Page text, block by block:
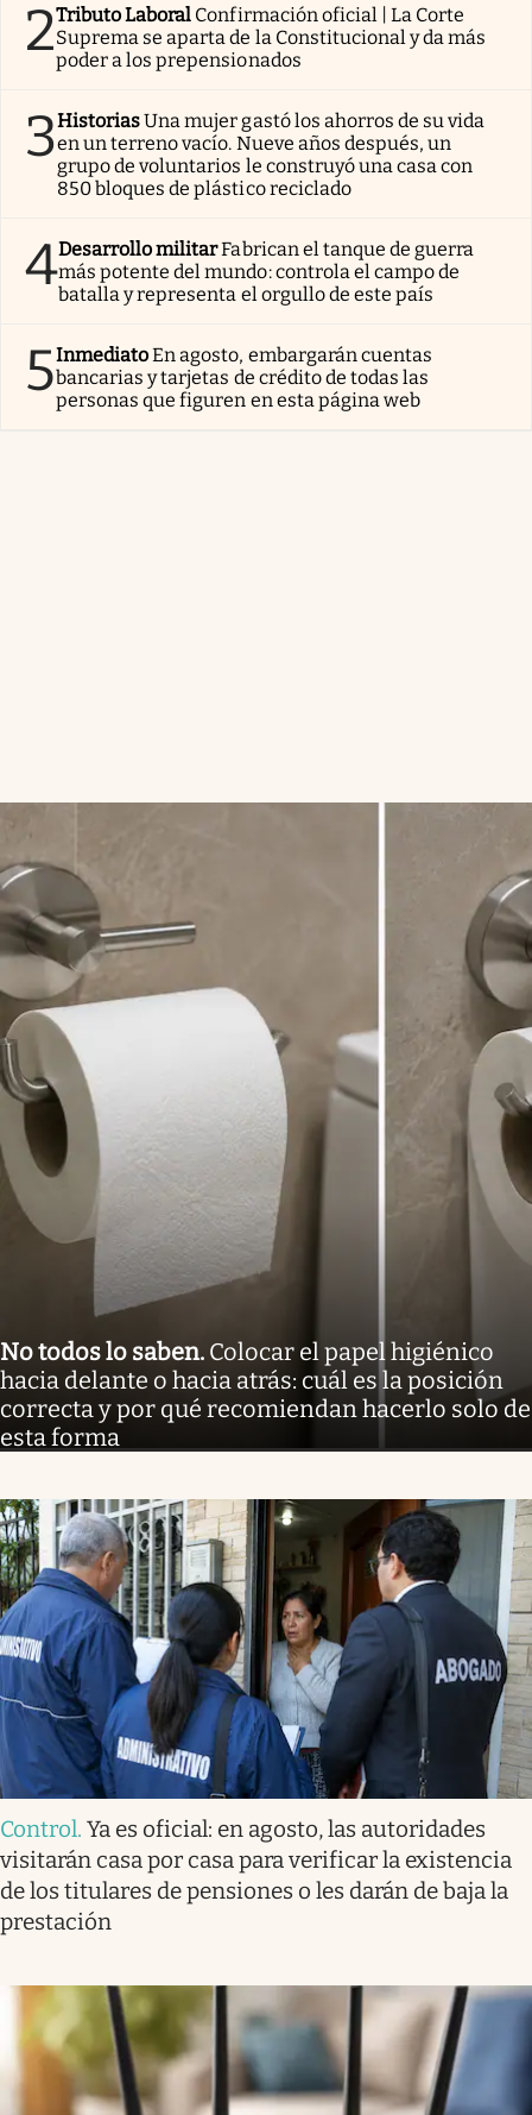
2Tributo Laboral Confirmación oficial | La Corte
Suprema se aparta de la Constitucional y da más
poder a los prepensionados
3HistoriasUna mujer gastó los ahorros de su vida
en un terreno vacío. Nueve años después, un
grupo de voluntarios le construyó una casa con
850 bloques de plástico reciclado
4Desarrollo militarFabrican el tanque de guerra
más potente del mundo: controla el campo de
batalla y representa el orgullo de este país
5InmediatoEn agosto, embargarán cuentas
bancarias y tarjetas de crédito de todas las
personas que figuren en esta página web
No todos lo saben. Colocar el papel higiénico
hacia delante o hacia atrás: cuál es la posición
correcta y por qué recomiendan hacerlo solo de
esta forma
Control. Ya es oficial: en agosto, las autoridades
visitarán casa por casa para verificar la existencia
de los titulares de pensiones o les darán de baja la
prestación